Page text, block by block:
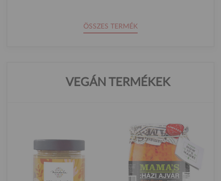
ÖSSZES TERMÉK
VEGÁN TERMÉKEK